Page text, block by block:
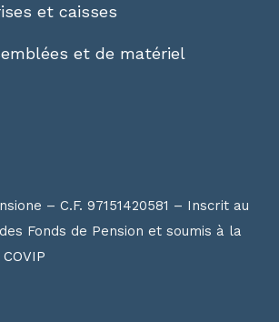
et caisses
et de matériel
– C.F. 97151420581 – Inscrit au
Fonds de Pension et soumis à la
COVIP